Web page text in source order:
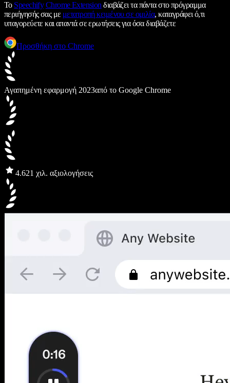
Το Speechify Chrome Extension διαβάζει τα πάντα στο πρόγραμμα
περιήγησής σας με μετατροπή κειμένου σε ομιλία, καταγράφει ό,τι
υπαγορεύετε και απαντά σε ερωτήσεις για όσα διαβάζετε
Προσθήκη στο Chrome
Αγαπημένη εφαρμογή 2023από το Google Chrome
4.621 χιλ. αξιολογήσεις